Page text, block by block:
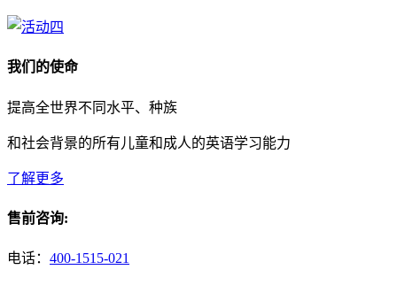
我们的使命
提高全世界不同水平、种族
和社会背景的所有儿童和成人的英语学习能力
了解更多
售前咨询:
电话： 400-1515-021